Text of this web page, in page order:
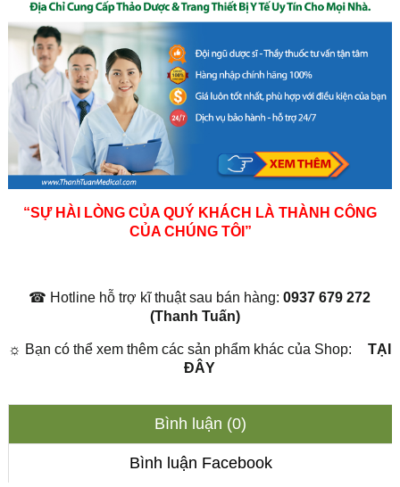
“SỰ HÀI LÒNG CỦA QUÝ KHÁCH LÀ THÀNH CÔNG
CỦA CHÚNG TÔI”
☎ Hotline hỗ trợ kĩ thuật sau bán hàng:0937 679 272
(Thanh Tuấn)
☼ Bạn có thể xem thêm các sản phẩm khác của Shop:
TẠI
ĐÂY
Bình luận (0)
Bình luận Facebook